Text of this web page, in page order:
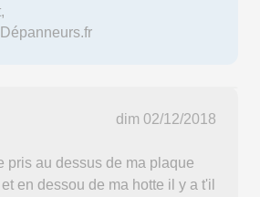
dim 02/12/2018
pris au dessus de ma plaque
en dessou de ma hotte il y a t'il